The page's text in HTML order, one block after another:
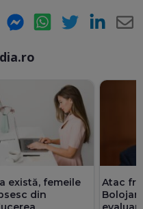
Facebook Messenger WhatsApp Twitter LinkedIn
există, femeile
din
Atac